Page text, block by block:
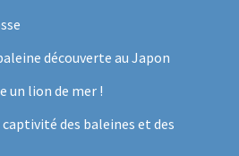
découverte au Japon
un lion de mer !
des baleines et des